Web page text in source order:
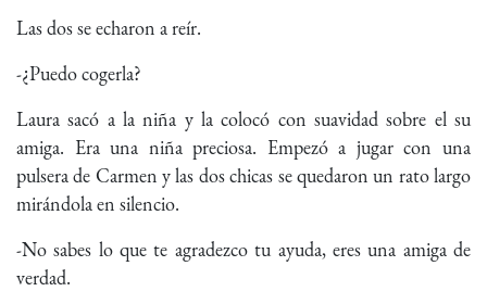
Las dos se echaron a reír.
-¿Puedo cogerla?
Laura sacó a la niña y la colocó con suavidad sobre el su
amiga. Era una niña preciosa. Empezó a jugar con una
pulsera de Carmen y las dos chicas se quedaron un rato largo
mirándola en silencio.
-No sabes lo que te agradezco tu ayuda, eres una amiga de
verdad.